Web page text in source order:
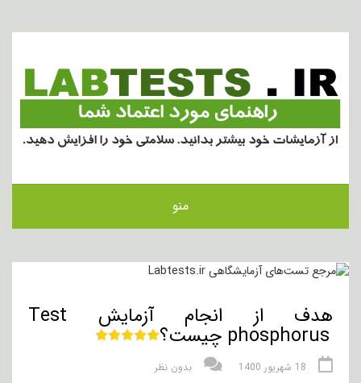
منو
هدف از انجام آزمایش Test
phosphorus چیست؟
18 شهریور 1400 بدون نظر